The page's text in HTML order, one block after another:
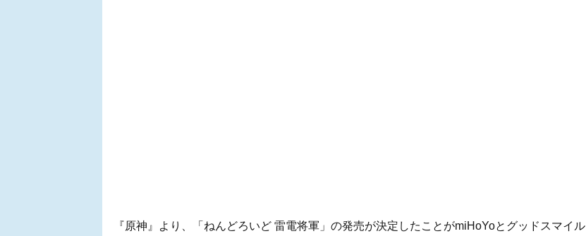
『原神』より、「ねんどろいど 雷電将軍」の発売が決定したことがmiHoYoとグッドスマイル